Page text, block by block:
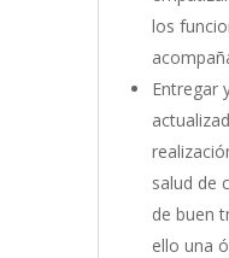
los
Entregar
salud de
de buen
ello una